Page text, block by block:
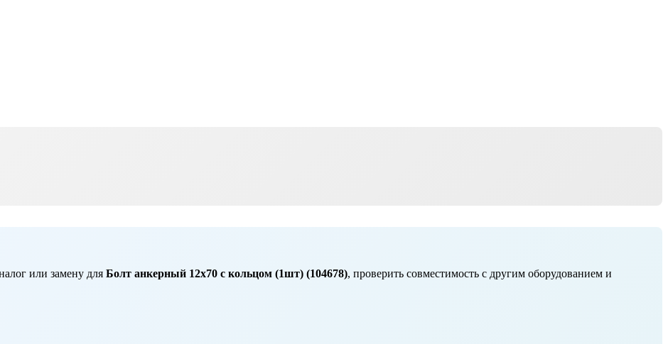
или замену для Болт анкерный 12х70 с кольцом (1шт) (104678), проверить совместимость с другим оборудованием и